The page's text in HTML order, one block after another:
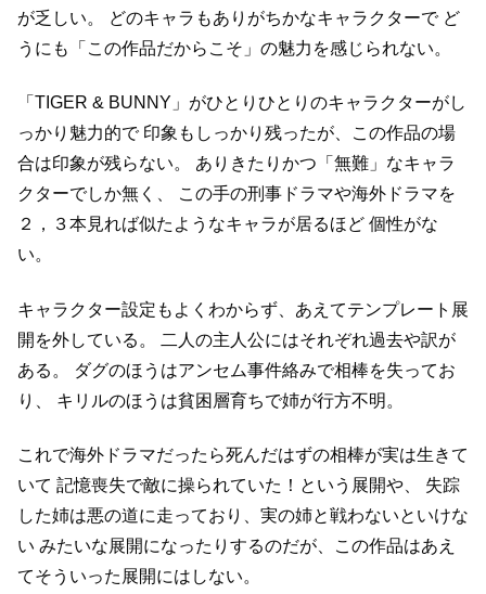
が乏しい。
どのキャラもありがちかなキャラクターでど
うにも「この作品だからこそ」の魅力を感じられない。
「TIGER & BUNNY」がひとりひとりのキャラクターがし
っかり魅力的で印象もしっかり残ったが、この作品の場
合は印象が残らない。
ありきたりかつ「無難」なキャラ
クターでしか無く、
この手の刑事ドラマや海外ドラマを
２，３本見れば似たようなキャラが居るほど 個性がな
い。
キャラクター設定もよくわからず、あえてテンプレート展
開を外している。
二人の主人公にはそれぞれ過去や訳が
ある。
ダグのほうはアンセム事件絡みで相棒を失ってお
り、
キリルのほうは貧困層育ちで姉が行方不明。
これで海外ドラマだったら死んだはずの相棒が実は生きて
いて 記憶喪失で敵に操られていた！という展開や、
失踪
した姉は悪の道に走っており、実の姉と戦わないといけな
い みたいな展開になったりするのだが、この作品はあえ
てそういった展開にはしない。